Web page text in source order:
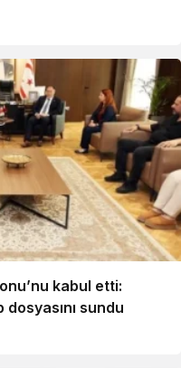
kabul etti:
sundu